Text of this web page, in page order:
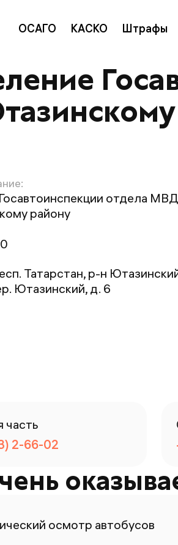
ОСАГО КАСКО Штрафы
отдела
району
Татарстан, р-н
Ютазинский, д. 6
часть
2-66-02
осмотр автобусов